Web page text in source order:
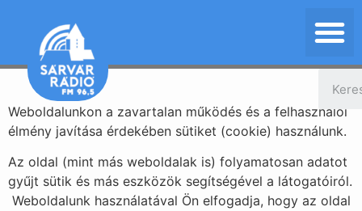
Weboldalunkon a zavartalan működés és a felhasználói
élmény javítása érdekében sütiket (cookie) használunk.
Az oldal (mint más weboldalak is) folyamatosan adatot
gyűjt sütik és más eszközök segítségével a látogatóiról.
Weboldalunk használatával Ön elfogadja, hogy az oldal